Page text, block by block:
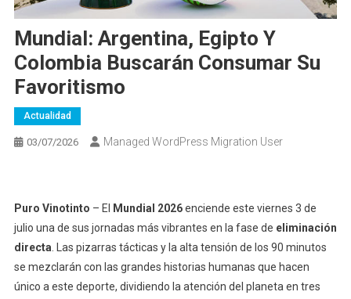
Mundial: Argentina, Egipto Y
Colombia Buscarán Consumar Su
Favoritismo
Actualidad
03/07/2026 Managed WordPress Migration User
Puro Vinotinto – El Mundial 2026enciende este viernes 3 de
julio una de sus jornadas más vibrantes en la fase de eliminación
directa . Las pizarras tácticas y la alta tensión de los 90 minutos
se mezclarán con las grandes historias humanas que hacen
único a este deporte, dividiendo la atención del planeta en tres